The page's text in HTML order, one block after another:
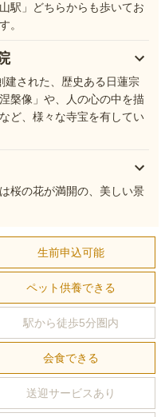
駅」どちらからも歩いてお
。
建された、歴史ある日蓮宗
槃像」や、人の心の中を描
ど、様々な寺宝を有してい
桜の花が満開の、美しい景
生前申込可能
ペット供養できる
駅から徒歩5分圏内
会食できる
送迎サービスあり